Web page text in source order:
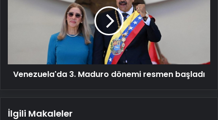
Venezuela'da 3. Maduro dönemi resmen başladı
İlgili Makaleler